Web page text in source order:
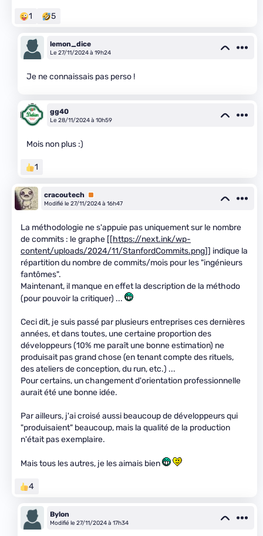
1 5
lemon_dice
Le 27/11/2024 à 19h24
Je ne connaissais pas perso !
gg40
Le 28/11/2024 à 10h59
Mois non plus :)
1
cracoutech Premium
Modifié le 27/11/2024 à 16h47
La méthodologie ne s'appuie pas uniquement sur le nombre
de commits : le graphe [[https://next.ink/wp-
content/uploads/2024/11/StanfordCommits.png]] indique la
répartition du nombre de commits/mois pour les "ingénieurs
fantômes".
Maintenant, il manque en effet la description de la méthodo
(pour pouvoir la critiquer) ...
Ceci dit, je suis passé par plusieurs entreprises ces dernières
années, et dans toutes, une certaine proportion des
développeurs (10% me paraît une bonne estimation) ne
produisait pas grand chose (en tenant compte des rituels,
des ateliers de conception, du run, etc.) ...
Pour certains, un changement d'orientation professionnelle
aurait été une bonne idée.
Par ailleurs, j'ai croisé aussi beaucoup de développeurs qui
"produisaient" beaucoup, mais la qualité de la production
n'était pas exemplaire.
Mais tous les autres, je les aimais bien
4
Bylon
Modifié le 27/11/2024 à 17h34